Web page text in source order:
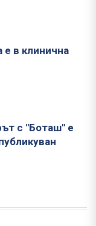
в клинична
с "Боташ" е